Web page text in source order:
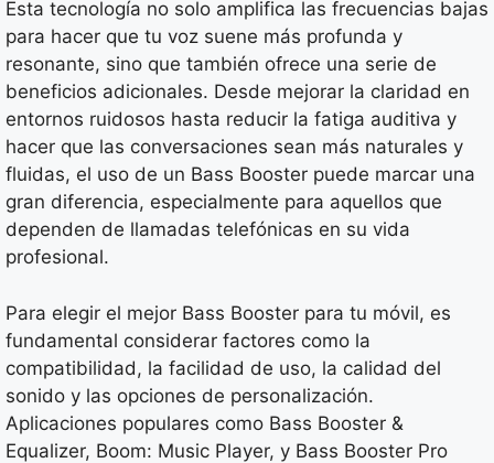
Esta tecnología no solo amplifica las frecuencias bajas
para hacer que tu voz suene más profunda y
resonante, sino que también ofrece una serie de
beneficios adicionales. Desde mejorar la claridad en
entornos ruidosos hasta reducir la fatiga auditiva y
hacer que las conversaciones sean más naturales y
fluidas, el uso de un Bass Booster puede marcar una
gran diferencia, especialmente para aquellos que
dependen de llamadas telefónicas en su vida
profesional.
Para elegir el mejor Bass Booster para tu móvil, es
fundamental considerar factores como la
compatibilidad, la facilidad de uso, la calidad del
sonido y las opciones de personalización.
Aplicaciones populares como Bass Booster &
Equalizer, Boom: Music Player, y Bass Booster Pro